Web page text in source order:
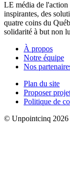
LE média de l'action
inspirantes, des
quatre coins du
solidarité à but non
À propos
Notre équipe
Nos
Plan du site
Proposer
Politique de
© Unpointcinq 2026